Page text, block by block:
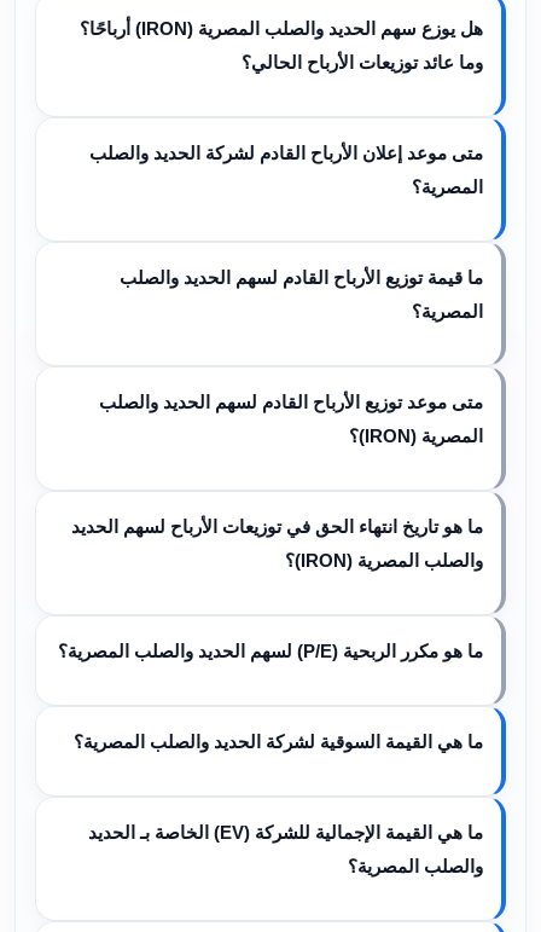
هل يوزع سهم الحديد والصلب المصرية (IRON) أرباحًا؟
وما عائد توزيعات الأرباح الحالي؟
متى موعد إعلان الأرباح القادم لشركة الحديد والصلب
المصرية؟
ما قيمة توزيع الأرباح القادم لسهم الحديد والصلب
المصرية؟
متى موعد توزيع الأرباح القادم لسهم الحديد والصلب
المصرية (IRON)؟
ما هو تاريخ انتهاء الحق في توزيعات الأرباح لسهم الحديد
والصلب المصرية (IRON)؟
ما هو مكرر الربحية (P/E) لسهم الحديد والصلب المصرية؟
ما هي القيمة السوقية لشركة الحديد والصلب المصرية؟
ما هي القيمة الإجمالية للشركة (EV) الخاصة بـ الحديد
والصلب المصرية؟